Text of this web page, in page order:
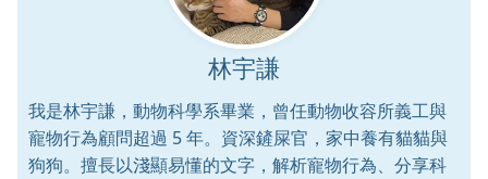
林宇謙
我是林宇謙，動物科學系畢業，曾任動物收容所義工與
寵物行為顧問超過 5 年。資深鏟屎官，家中養有貓貓與
狗狗。擅長以淺顯易懂的文字，解析寵物行為、分享科